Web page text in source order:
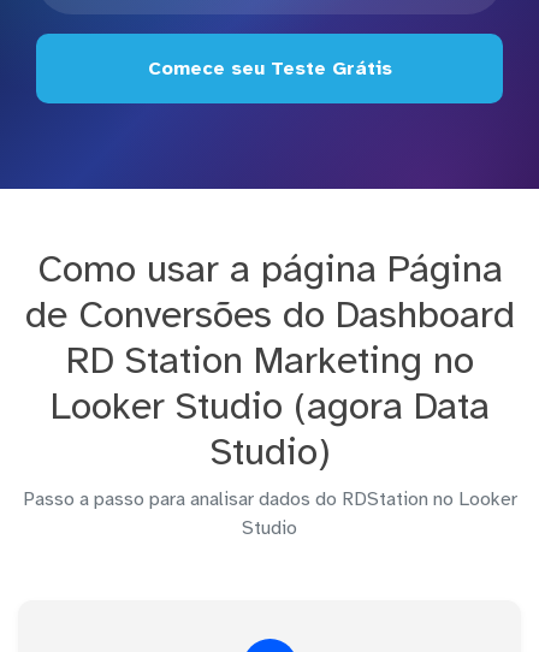
Comece seu Teste Grátis
Como usar a página Página
de Conversões do Dashboard
RD Station Marketing no
Looker Studio (agora Data
Studio)
Passo a passo para analisar dados do RDStation no Looker
Studio